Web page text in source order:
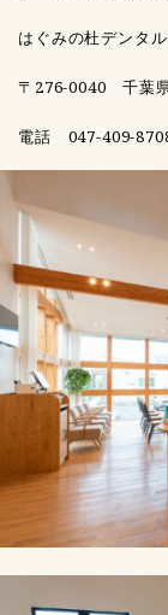
はぐみの杜デンタ
〒276-0040千葉
電話 047-409-